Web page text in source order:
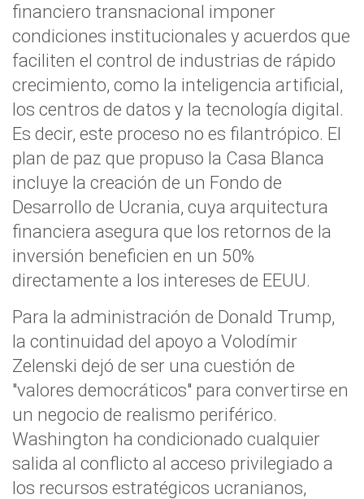
financiero transnacional imponer
condiciones institucionales y acuerdos que
faciliten el control de industrias de rápido
crecimiento, como la inteligencia artificial,
los centros de datos y la tecnología digital.
Es decir, este proceso no es filantrópico. El
plan de paz que propuso la Casa Blanca
incluye la creación de un Fondo de
Desarrollo de Ucrania, cuya arquitectura
financiera asegura que los retornos de la
inversión beneficien en un 50%
directamente a los intereses de EEUU.
Para la administración de Donald Trump,
la continuidad del apoyo a Volodímir
Zelenski dejó de ser una cuestión de
"valores democráticos" para convertirse en
un negocio de realismo periférico.
Washington ha condicionado cualquier
salida al conflicto al acceso privilegiado a
los recursos estratégicos ucranianos,